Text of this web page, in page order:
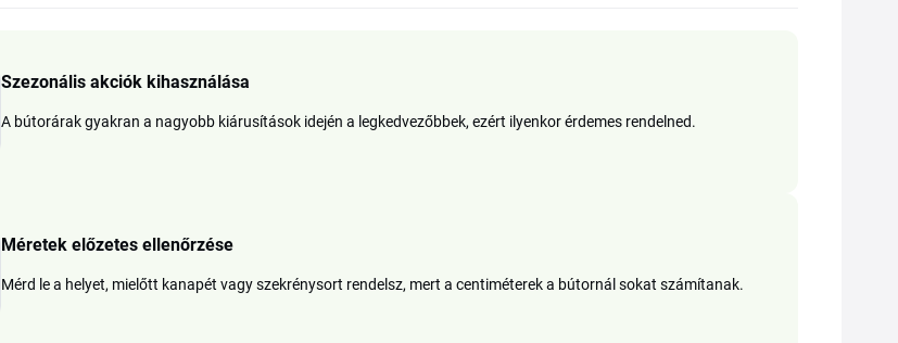
Szezonális akciók kihasználása
A bútorárak gyakran a nagyobb kiárusítások idején a legkedvezőbbek, ezért ilyenkor érdemes rendelned.
Méretek előzetes ellenőrzése
Mérd le a helyet, mielőtt kanapét vagy szekrénysort rendelsz, mert a centiméterek a bútornál sokat számítanak.